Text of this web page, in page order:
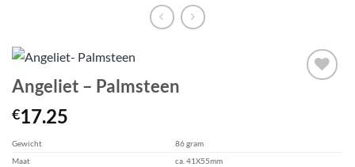
Angeliet – Palmsteen
€17.25
Gewicht
86 gram
Maat
ca. 41X55mm